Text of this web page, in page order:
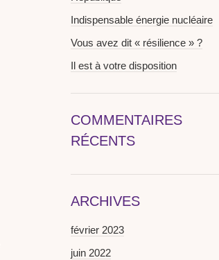
Indispensable énergie nucléaire
Vous avez dit « résilience » ?
Il est à votre disposition
COMMENTAIRES
RÉCENTS
ARCHIVES
février 2023
juin 2022